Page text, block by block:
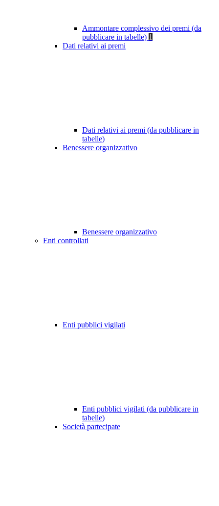
Ammontare complessivo dei premi (da
pubblicare in tabelle) 1
Dati relativi ai premi
Dati relativi ai premi (da pubblicare in
tabelle)
Benessere organizzativo
Benessere organizzativo
Enti controllati
Enti pubblici vigilati
Enti pubblici vigilati (da pubblicare in
tabelle)
Società partecipate